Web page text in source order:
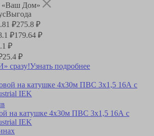
«Ваш Дом»
Выгода
₽275.8 ₽
₽179.64 ₽
₽
25.4 ₽
сразу!Узнать подробнее
на катушке 4х30м ПВС 3х1,5 16А с
IEK